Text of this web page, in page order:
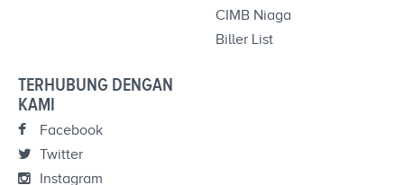
CIMB Niaga
Biller List
TERHUBUNG DENGAN
KAMI
Facebook
Twitter
Instagram